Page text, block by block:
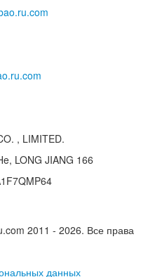
, LIMITED.
LONG JIANG 166
2011 - 2026. Все права
данных